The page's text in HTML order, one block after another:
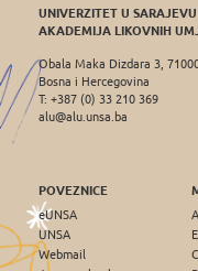
UNIVERZITET U SARAJEVU
AKADEMIJA LIKOVNIH
Obala Maka Dizdara 3,
Bosna i Hercegovina
T: +387 (0) 33 210 369
alu@alu.unsa.ba
POVEZNICE
eUNSA
UNSA
Webmail